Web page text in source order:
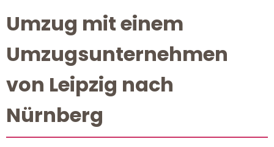
Umzug mit einem
Umzugsunternehmen
von Leipzig nach
Nürnberg